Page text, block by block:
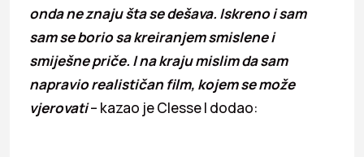
onda ne znaju šta se dešava. Iskreno i sam
sam se borio sa kreiranjem smislene i
smiješne priče. I na kraju mislim da sam
napravio realističan film, kojem se može
vjerovati– kazao je Clesse I dodao: